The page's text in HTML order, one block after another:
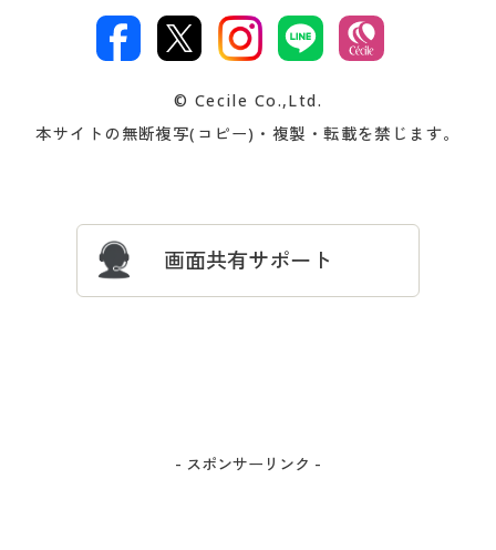
著作権・商標について 会社案内
プレゼント＆キャンペーン サイトマップ
交換・返品は お支払は
ついて
忘れの場合
© Cecile Co.,Ltd.
本サイトの無断複写(コピー)・複製・転載を禁じます。
画面共有サポート
- スポンサーリンク -